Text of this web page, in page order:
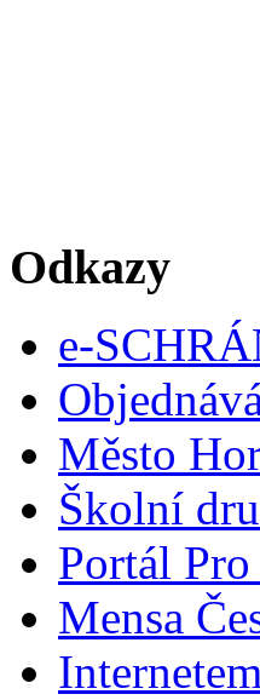
Odkazy
e-
Město
Školní
Portál
Mensa